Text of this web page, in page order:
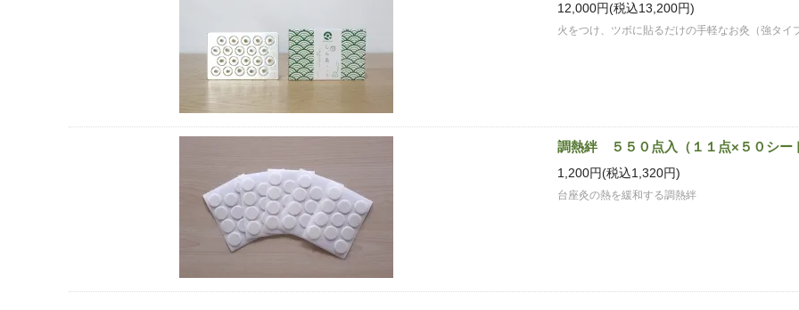
12,000円(税込13,200円)
火をつけ、ツボに貼るだけの手軽なお灸（強タイ
調熱絆 ５５０点入（１１点×５０シー
1,200円(税込1,320円)
台座灸の熱を緩和する調熱絆